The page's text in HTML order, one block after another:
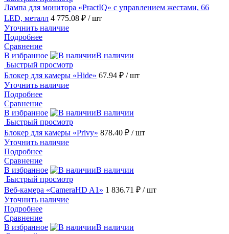
Лампа для монитора «PractIQ» с управлением жестами, 66
LED, металл 4 775.08 ₽ / шт
Уточнить наличие
Подробнее
Сравнение
В избранное
В наличии
Быстрый просмотр
Блокер для камеры «Hide» 67.94 ₽ / шт
Уточнить наличие
Подробнее
Сравнение
В избранное
В наличии
Быстрый просмотр
Блокер для камеры «Privy» 878.40 ₽ / шт
Уточнить наличие
Подробнее
Сравнение
В избранное
В наличии
Быстрый просмотр
Веб-камера «CameraHD A1» 1 836.71 ₽ / шт
Уточнить наличие
Подробнее
Сравнение
В избранное
В наличии